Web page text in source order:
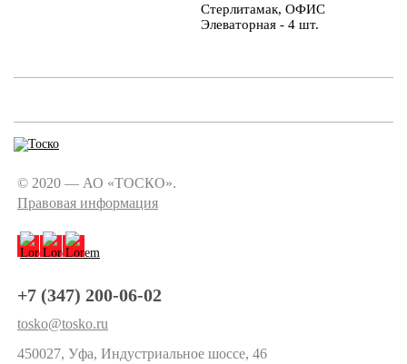
Стерлитамак, ОФИС
Элеваторная - 4 шт.
© 2020 — АО «ТОСКО».
Правовая информация
+7 (347) 200-06-02
tosko@tosko.ru
450027, Уфа, Индустриальное шоссе, 46